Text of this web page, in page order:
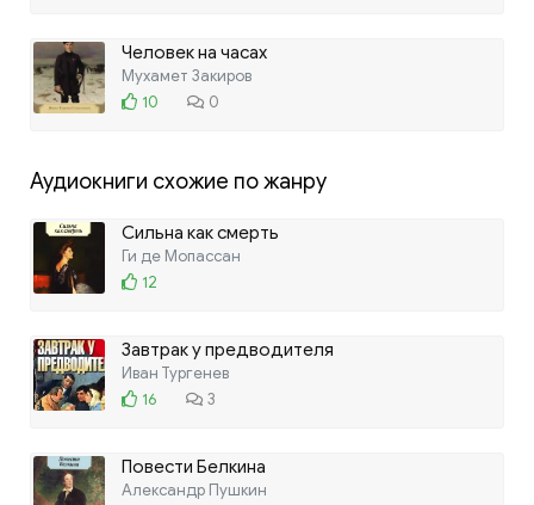
Человек на часах
Мухамет Закиров
10
0
Аудиокниги схожие по жанру
Сильна как смерть
Ги де Мопассан
12
Завтрак у предводителя
Иван Тургенев
16
3
Повести Белкина
Александр Пушкин